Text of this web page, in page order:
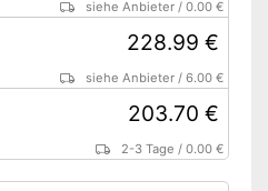
siehe Anbieter /0.00 €
228.99 €
siehe Anbieter /6.00 €
203.70 €
2-3 Tage /0.00 €